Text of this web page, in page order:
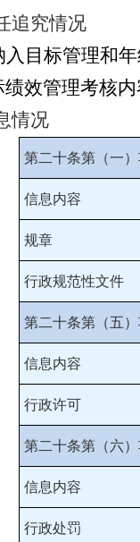
追究情况
目标管理和
效管理考核
情况
第二十条第（一）
信息内容
规章
行政规范性文件
第二十条第（五）
信息内容
行政许可
第二十条第（六）
信息内容
行政处罚